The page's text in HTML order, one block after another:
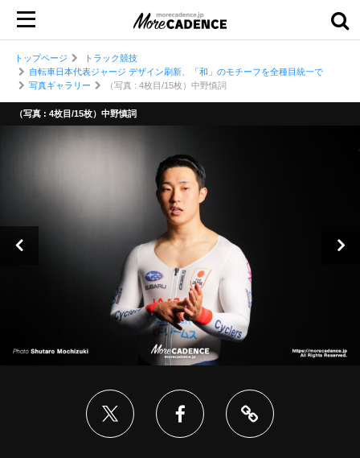
トップページ
トラック競技
自転車日本代表ジャージ デザイン刷新、「和」のモチーフを全種目統一で
写真ギャラリー
（写真 : 4枚目/15枚）中野慎詞
（写真 : 4枚目/15枚）中野慎詞